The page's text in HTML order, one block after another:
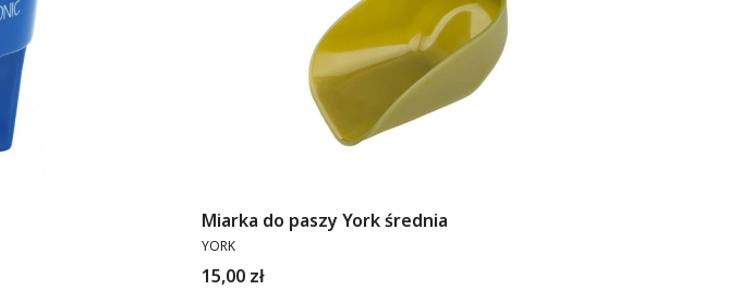
Miarka do paszy York średnia
PRODUCENT
YORK
Cena
15,00 zł